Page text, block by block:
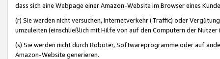
dass sich eine Webpage einer Amazon-Website im Browser eines
(r) Sie werden nicht versuchen, Internetverkehr (Traffic) oder
umzuleiten (einschließlich mit Hilfe von auf den Computern der
(s) Sie werden nicht durch Roboter, Softwareprogramme oder auf
Amazon-Website generieren.